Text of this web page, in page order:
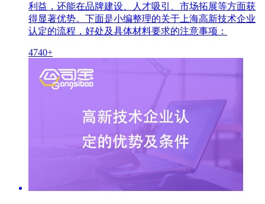
利益，还能在品牌建设、人才吸引、市场拓展等方面获
得显著优势。下面是小编整理的关于上海高新技术企业
认定的流程，好处及具体材料要求的注意事项：
4740+